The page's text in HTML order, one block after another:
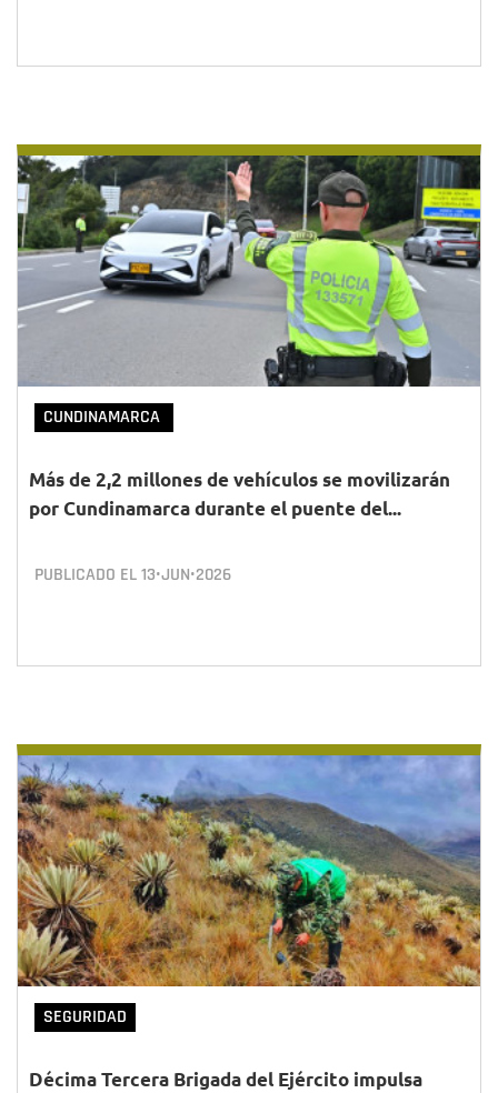
CUNDINAMARCA
Más de 2,2 millones de vehículos se movilizarán
por Cundinamarca durante el puente del...
PUBLICADO EL13•JUN•2026
SEGURIDAD
Décima Tercera Brigada del Ejército impulsa